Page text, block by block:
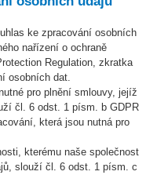
ke zpracování osobních
nařízení o ochraně
Regulation, zkratka
osobních dat.
pro plnění smlouvy, jejíž
čl. 6 odst. 1 písm. b GDPR
která jsou nutná pro
kterému naše společnost
slouží čl. 6 odst. 1 písm. c